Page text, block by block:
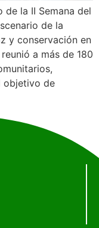
de la II Semana del
de la
y conservación en
a más de 180
objetivo de